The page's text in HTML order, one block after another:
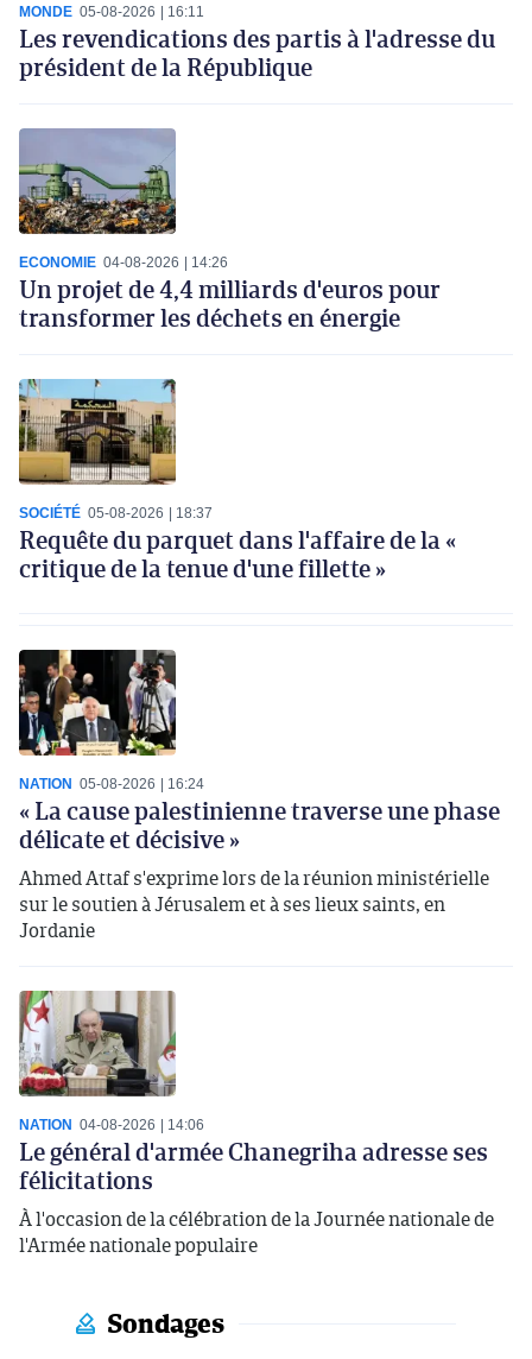
MONDE 05-08-2026 16:11
Les revendications des partis à l'adresse du
président de la République
ECONOMIE 04-08-2026 14:26
Un projet de 4,4 milliards d'euros pour
transformer les déchets en énergie
SOCIÉTÉ 05-08-2026 18:37
Requête du parquet dans l'affaire de la «
critique de la tenue d'une fillette »
NATION 05-08-2026 16:24
« La cause palestinienne traverse une phase
délicate et décisive »
Ahmed Attaf s'exprime lors de la réunion ministérielle
sur le soutien à Jérusalem et à ses lieux saints, en
Jordanie
NATION 04-08-2026 14:06
Le général d'armée Chanegriha adresse ses
félicitations
À l'occasion de la célébration de la Journée nationale de
l'Armée nationale populaire
Sondages